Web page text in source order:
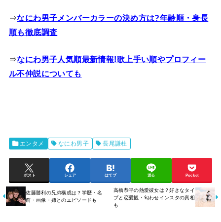
⇒なにわ男子メンバーカラーの決め方は?年齢順・身長
順も徹底調査
⇒なにわ男子人気順最新情報!歌上手い順やプロフィー
ル不仲説についても
エンタメ なにわ男子 長尾謙杜
ポスト シェア はてブ 送る Pocket
佐藤勝利の兄弟構成は？学歴・名
前・画像・姉とのエピソードも
高橋恭平の熱愛彼女は？好きなタイ
プと恋愛観・匂わせインスタの真相
も